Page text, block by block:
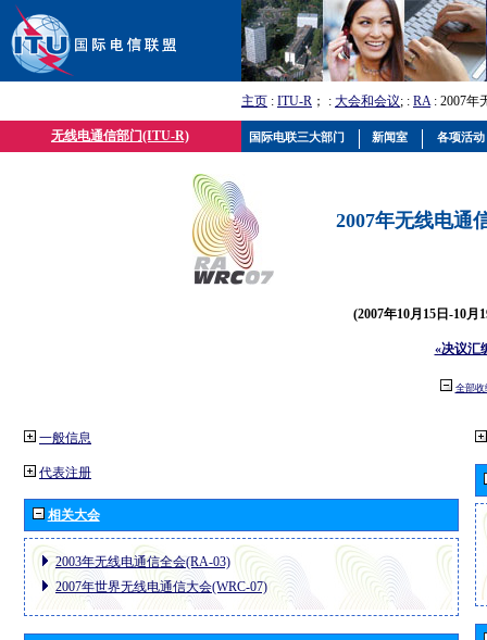
主页 : ITU-R ； : 大会和会议; : RA: 2007年
无线电通信部门(ITU-R)
2007年无线电通
(2007年10月15日-10月
«决议汇
全部收
一般信息
代表注册
相关大会
2003年无线电通信全会(RA-03)
2007年世界无线电通信大会(WRC-07)
国际电联三大部门 新闻室 各项活动